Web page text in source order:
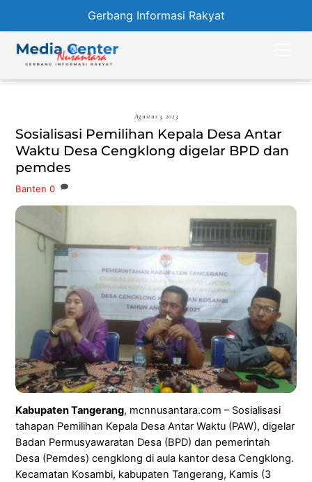
Gerbang Informasi Rakyat
content
Agustus 3, 2023
Sosialisasi Pemilihan Kepala Desa Antar
Waktu Desa Cengklong digelar BPD dan
pemdes
Banten 0
Kabupaten Tangerang, mcnnusantara.com – Sosialisasi
tahapan Pemilihan Kepala Desa Antar Waktu (PAW), digelar
Badan Permusyawaratan Desa (BPD) dan pemerintah
Desa (Pemdes) cengklong di aula kantor desa Cengklong.
Kecamatan Kosambi, kabupaten Tangerang, Kamis (3